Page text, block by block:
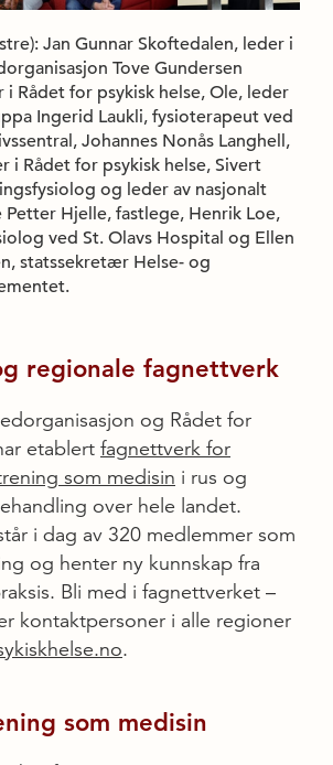
Jan Gunnar Skoftedalen, leder i
Tove Gundersen
Rådet for psykisk helse, Ole, leder
Ingerid Laukli, fysioterapeut ved
Johannes Nonås Langhell,
i Rådet for psykisk helse, Sivert
og leder av nasjonalt
Hjelle, fastlege, Henrik Loe,
ved St. Olavs Hospital og Ellen
statssekretær Helse- og
regionale fagnettverk
og Rådet for
etablert fagnettverk for
som medisin i rus og
over hele landet.
i dag av 320 medlemmer som
og henter ny kunnskap fra
Bli med i fagnettverket –
kontaktpersoner i alle regioner
.
som medisin